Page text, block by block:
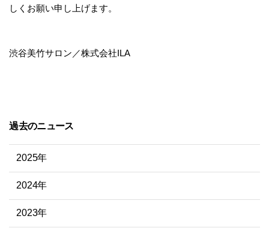
しくお願い申し上げます。
渋谷美竹サロン／株式会社ILA
過去のニュース
2025年
2024年
2023年